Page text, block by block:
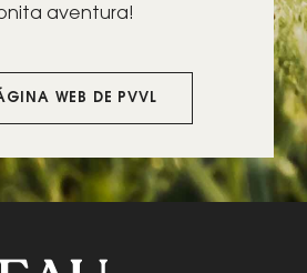
aventura!
WEB DE PVVL